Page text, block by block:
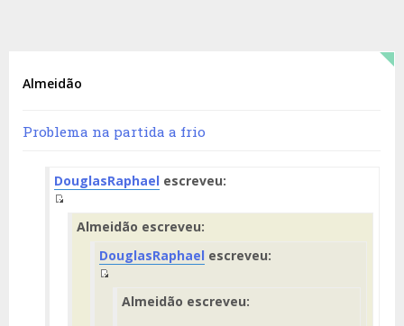
Almeidão
Problema na partida a frio
DouglasRaphael escreveu:
Fuente
delAlmeidão escreveu:
DouglasRaphael escreveu:
delAlmeidão escreveu: